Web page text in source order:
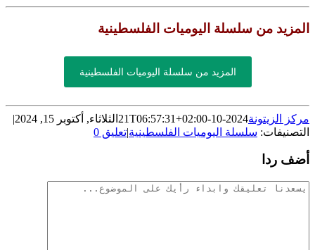
المزيد من سلسلة اليوميات الفلسطينية
المزيد من سلسلة اليوميات الفلسطينية
مركز الزيتونة2024-10-21T06:57:31+02:00 الثلاثاء, أكتوبر 15, 2024
|
التصنيفات: سلسلة اليوميات الفلسطينية|تعليق 0
أضف ردا
تعليقات